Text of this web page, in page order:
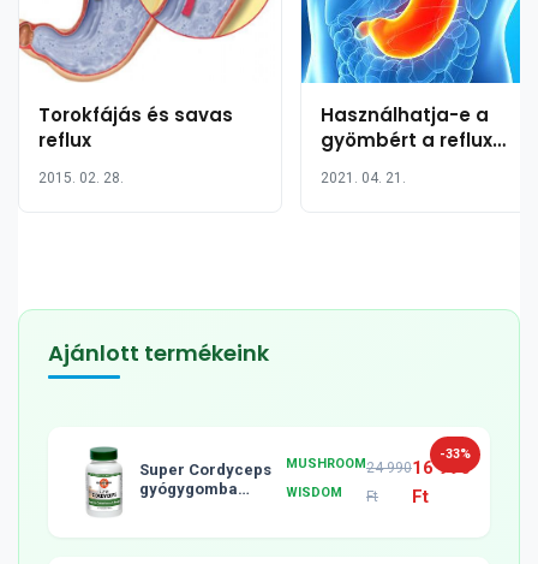
Torokfájás és savas
reflux
2015. 02. 28.
Használhatja-e a
gyömbért a reflux
2021. 04. 21.
Ajánlott termékeink
-33%
Super Cordyceps
gyógygomba
MUSHROOM
WISDOM
24 990
Ft
16 990
Ft